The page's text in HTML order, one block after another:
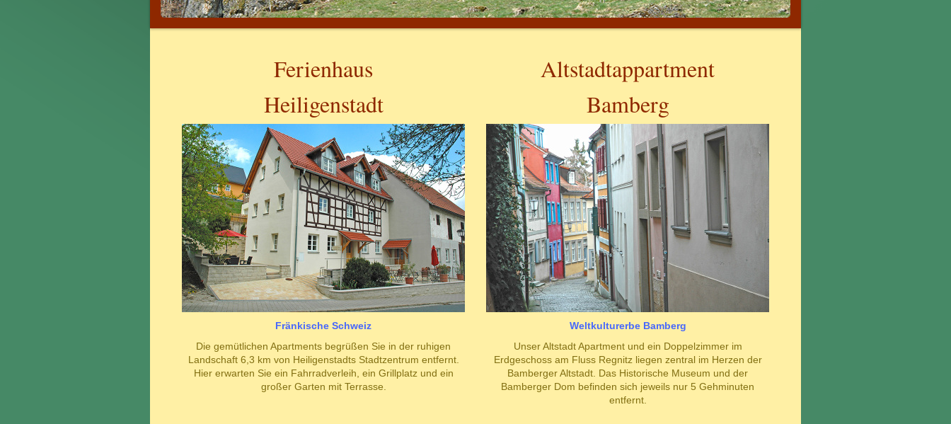
Ferienhaus
Heiligenstadt
Fränkische Schweiz
Die gemütlichen Apartments begrüßen Sie in der ruhigen
Landschaft 6,3 km von Heiligenstadts Stadtzentrum entfernt.
Hier erwarten Sie ein Fahrradverleih, ein Grillplatz und ein
großer Garten mit Terrasse.
Altstadtappartment
Bamberg
Weltkulturerbe Bamberg​
Unser Altstadt Apartment und ein Doppelzimmer im
Erdgeschoss am Fluss Regnitz liegen zentral im Herzen der
Bamberger Altstadt. Das Historische Museum und der
Bamberger Dom befinden sich jeweils nur 5 Gehminuten
entfernt.